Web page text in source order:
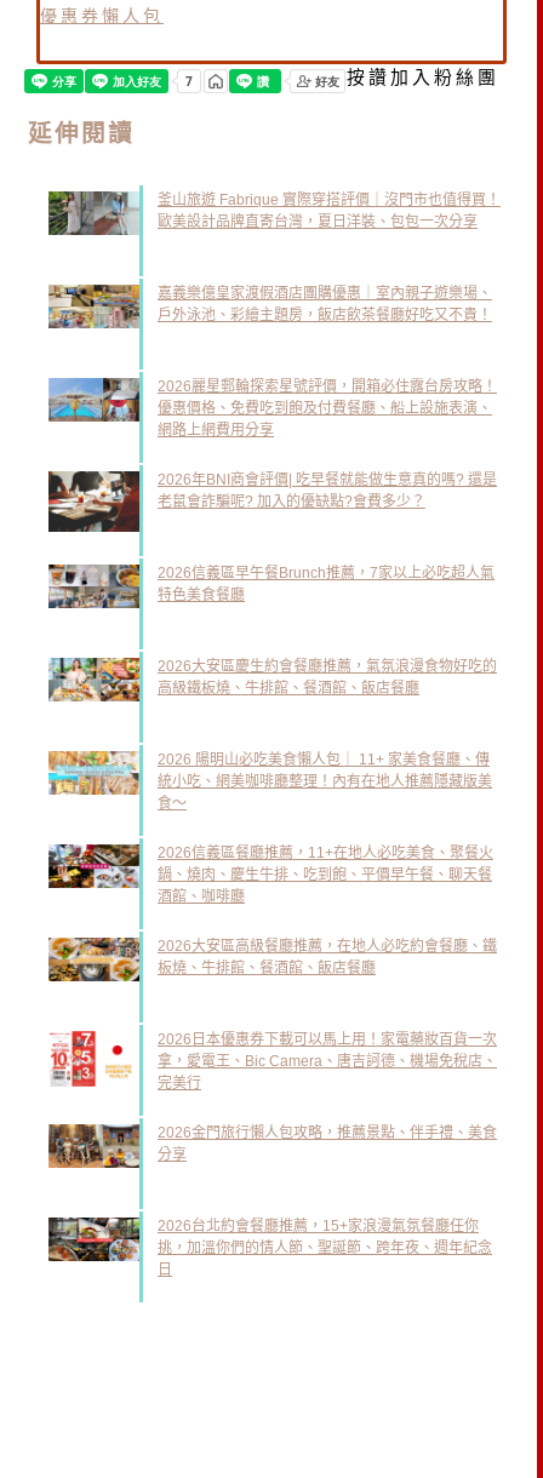
優惠券懶人包
按讚加入粉絲團
延伸閱讀
釜山旅遊 Fabrique 實際穿搭評價｜沒門市也值得買！
歐美設計品牌直寄台灣，夏日洋裝、包包一次分享
嘉義樂億皇家渡假酒店團購優惠｜室內親子遊樂場、
戶外泳池、彩繪主題房，飯店飲茶餐廳好吃又不貴！
2026麗星郵輪探索星號評價，開箱必住露台房攻略！
優惠價格、免費吃到飽及付費餐廳、船上設施表演、
網路上網費用分享
2026年BNI商會評價| 吃早餐就能做生意真的嗎? 還是
老鼠會詐騙呢? 加入的優缺點?會費多少？
2026信義區早午餐Brunch推薦，7家以上必吃超人氣
特色美食餐廳
2026大安區慶生約會餐廳推薦，氣氛浪漫食物好吃的
高級鐵板燒、牛排館、餐酒館、飯店餐廳
2026 陽明山必吃美食懶人包｜ 11+ 家美食餐廳、傳
統小吃、網美咖啡廳整理！內有在地人推薦隱藏版美
食～
2026信義區餐廳推薦，11+在地人必吃美食、聚餐火
鍋、燒肉、慶生牛排、吃到飽、平價早午餐、聊天餐
酒館、咖啡廳
2026大安區高級餐廳推薦，在地人必吃約會餐廳、鐵
板燒、牛排館、餐酒館、飯店餐廳
2026日本優惠券下載可以馬上用！家電藥妝百貨一次
拿，愛電王、Bic Camera、唐吉訶德、機場免稅店、
完美行
2026金門旅行懶人包攻略，推薦景點、伴手禮、美食
分享
2026台北約會餐廳推薦，15+家浪漫氣氛餐廳任你
挑，加溫你們的情人節、聖誕節、跨年夜、週年紀念
日